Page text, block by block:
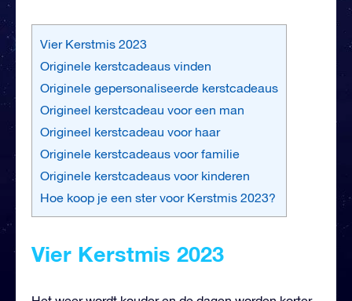
Vier Kerstmis 2023
Originele kerstcadeaus vinden
Originele gepersonaliseerde kerstcadeaus
Origineel kerstcadeau voor een man
Origineel kerstcadeau voor haar
Originele kerstcadeaus voor familie
Originele kerstcadeaus voor kinderen
Hoe koop je een ster voor Kerstmis 2023?
Vier Kerstmis 2023